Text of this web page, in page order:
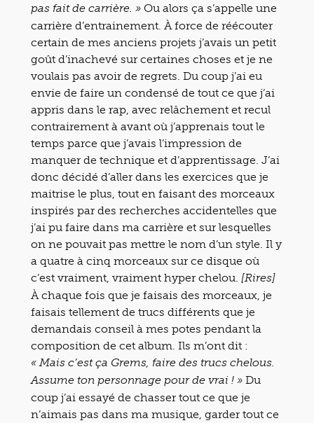
pas fait de carrière. » Ou alors ça s’appelle une
carrière d’entrainement. À force de réécouter
certain de mes anciens projets j’avais un petit
goût d’inachevé sur certaines choses et je ne
voulais pas avoir de regrets. Du coup j’ai eu
envie de faire un condensé de tout ce que j’ai
appris dans le rap, avec relâchement et recul
contrairement à avant où j’apprenais tout le
temps parce que j’avais l’impression de
manquer de technique et d’apprentissage. J’ai
donc décidé d’aller dans les exercices que je
maitrise le plus, tout en faisant des morceaux
inspirés par des recherches accidentelles que
j’ai pu faire dans ma carrière et sur lesquelles
on ne pouvait pas mettre le nom d’un style. Il y
a quatre à cinq morceaux sur ce disque où
c’est vraiment, vraiment hyper chelou.
[Rires]
À chaque fois que je faisais des morceaux, je
faisais tellement de trucs différents que je
demandais conseil à mes potes pendant la
composition de cet album. Ils m’ont dit :
« Mais c’est ça Grems, faire des trucs chelous.
Assume ton personnage pour de vrai ! » Du
coup j’ai essayé de chasser tout ce que je
n’aimais pas dans ma musique, garder tout ce